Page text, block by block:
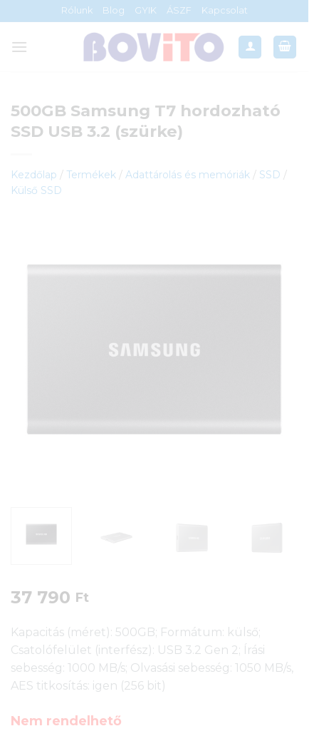
to
content
Rólunk Blog GYIK ÁSZF Kapcsolat
500GB Samsung T7 hordozható
SSD USB 3.2 (szürke)
Kezdőlap / Termékek / Adattárolás és memóriák / SSD /
Külső SSD
37 790 Ft
Kapacitás (méret): 500GB; Formátum: külső;
Csatolófelület (interfész): USB 3.2 Gen 2; Írási
sebesség: 1000 MB/s; Olvasási sebesség: 1050 MB/s,
AES titkosítás: igen (256 bit)
Nem rendelhető